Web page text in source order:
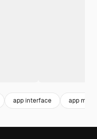
app interface app